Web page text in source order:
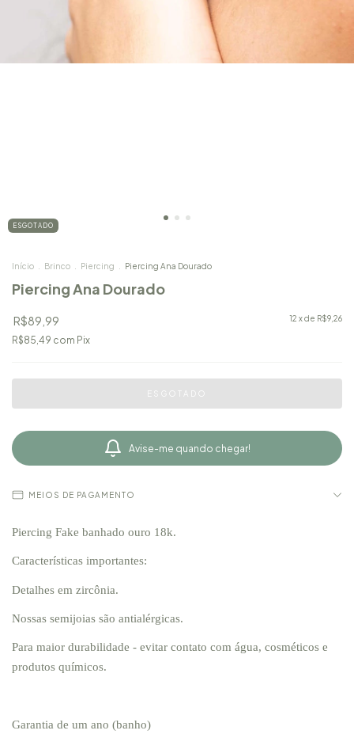
ESGOTADO
Início Brinco Piercing Piercing Ana Dourado
Piercing Ana Dourado
R$89,99 12 x de R$9,26
R$85,49 com Pix
Avise-me quando chegar!
MEIOS DE PAGAMENTO
Piercing Fake banhado ouro 18k.
Características importantes:
Detalhes em zircônia.
Nossas semijoias são antialérgicas.
Para maior durabilidade - evitar contato com água, cosméticos e
produtos químicos.
Garantia de um ano (banho)